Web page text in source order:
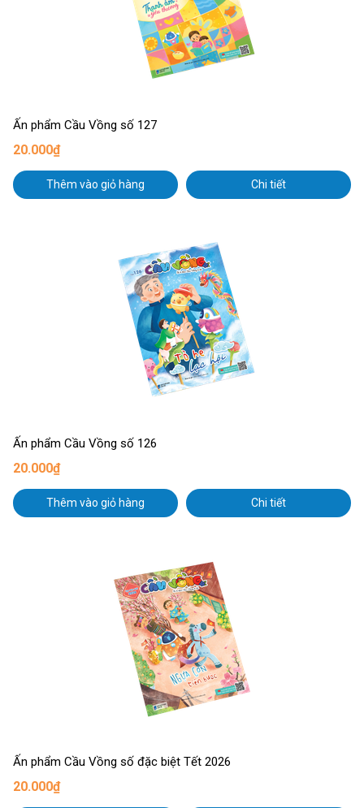
Ấn phẩm Cầu Vồng số 127
20.000₫
Thêm vào giỏ hàng Chi tiết
Ấn phẩm Cầu Vồng số 126
20.000₫
Thêm vào giỏ hàng Chi tiết
Ấn phẩm Cầu Vồng số đặc biệt Tết 2026
20.000₫